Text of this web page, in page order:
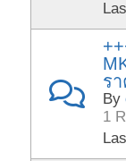
ร
By
1